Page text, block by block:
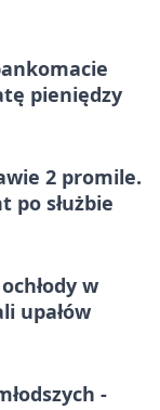
pieniędzy
2 promile.
po służbie
w
upałów
-